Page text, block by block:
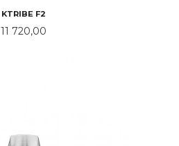
KTRIBE F2
Pris
11 720,00